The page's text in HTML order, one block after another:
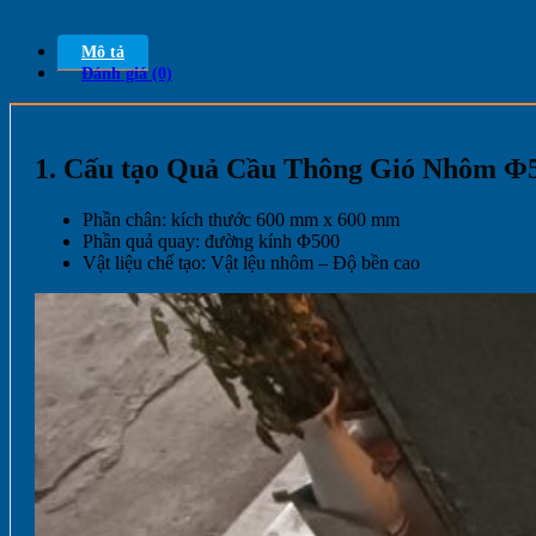
Mô tả
Đánh giá (0)
1. Cấu tạo Quả Cầu Thông Gió Nhôm
Phần chân: kích thước 600 mm x 600 mm
Phần quả quay: đường kính Φ500
Vật liệu chế tạo: Vật lệu nhôm – Độ bền cao